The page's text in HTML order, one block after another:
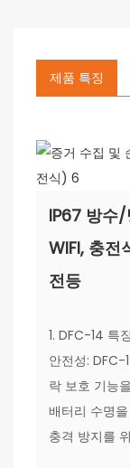
제품 특징
IP67 방수/
WIFI, 충전
전등
1. DFC-14 특징
안전성: DFC-
락 보호 기능
배터리 수명
충격 방지를